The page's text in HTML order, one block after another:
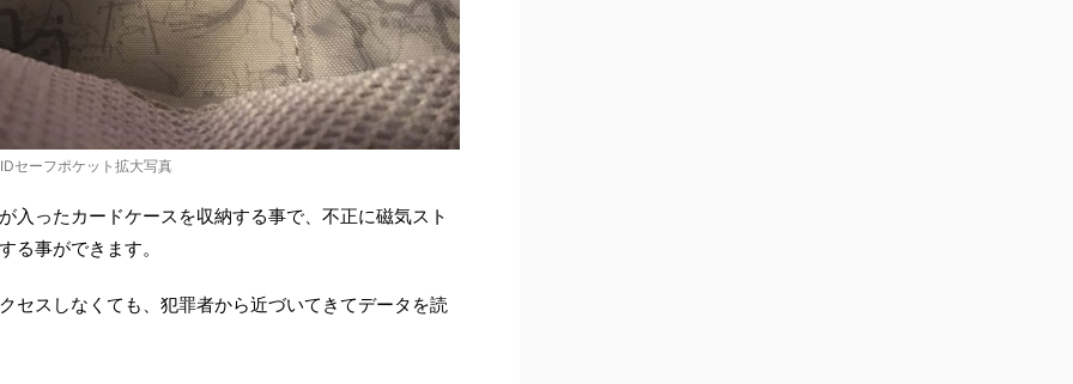
セーフポケット拡大写真
入ったカードケースを収納する事で、不正に磁気スト
る事ができます。
セスしなくても、犯罪者から近づいてきてデータを読